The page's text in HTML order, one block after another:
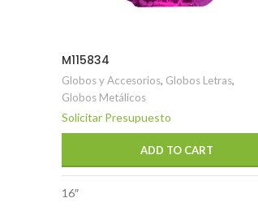
M115834
Globos y Accesorios, Globos Letras,
Globos Metálicos
Solicitar Presupuesto
ADD TO CART
16″